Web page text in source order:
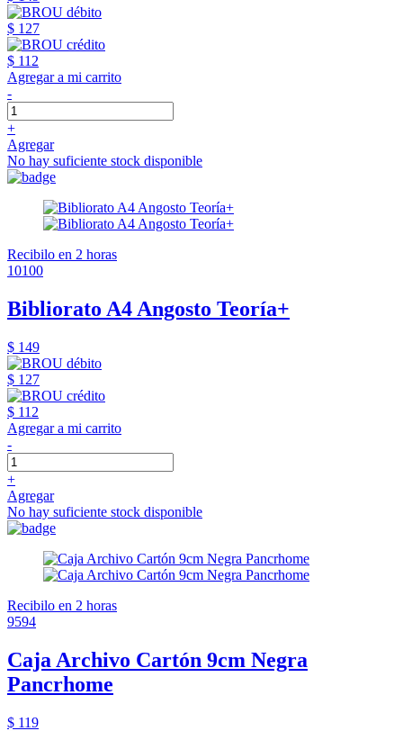
$ 127
$ 112
Agregar a mi carrito
-
+
Agregar
No hay suficiente stock disponible
Recibilo en 2 horas
10100
Bibliorato A4 Angosto Teoría+
$ 149
$ 127
$ 112
Agregar a mi carrito
-
+
Agregar
No hay suficiente stock disponible
Recibilo en 2 horas
9594
Caja Archivo Cartón 9cm Negra
Pancrhome
$ 119